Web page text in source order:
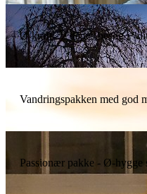
Ø-kraft - 2 dages besøg i
Vandringspakken med god
Passionær pakke - Ø-hygge